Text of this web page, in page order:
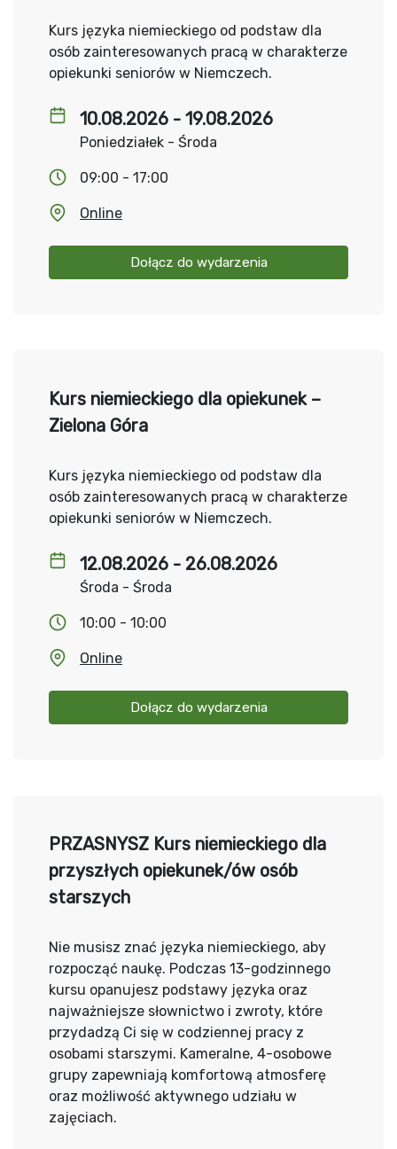
10.08.2026 - 19.08.2026
Poniedziałek - Środa
09:00 - 17:00
Online
Dołącz do wydarzenia
Kurs języka niemieckiego od podstaw dla
osób zainteresowanych pracą w charakterze
opiekunki seniorów w Niemczech.
12.08.2026 - 26.08.2026
Środa - Środa
10:00 - 10:00
Online
Dołącz do wydarzenia
Kurs niemieckiego dla opiekunek –
Zielona Góra
Kurs języka niemieckiego od podstaw dla
osób zainteresowanych pracą w charakterze
opiekunki seniorów w Niemczech.
PRZASNYSZ Kurs niemieckiego dla
przyszłych opiekunek/ów osób
starszych
Nie musisz znać języka niemieckiego, aby
rozpocząć naukę. Podczas 13-godzinnego
kursu opanujesz podstawy języka oraz
najważniejsze słownictwo i zwroty, które
przydadzą Ci się w codziennej pracy z
osobami starszymi. Kameralne, 4-osobowe
grupy zapewniają komfortową atmosferę
oraz możliwość aktywnego udziału w
zajęciach.